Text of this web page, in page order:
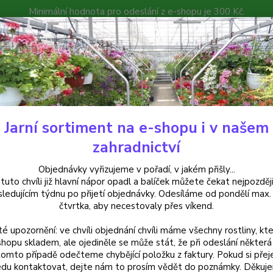
Minimální hodnota pro odeslání z e-shopu je 300 Kč.
můžete čekat nejpozději v následujícím týdnu po přijetí
Poradna Kontakty
Hledat
Fuchsie Constance Fuchsie ( Fuchsie Constance) - cena za kus v 3-
Fuchsie ( Fuchsie
balení
je
hojně,
Jarní sortiment na e-shopu i v našem
zahradnictví
Objednávky vyřizujeme v pořadí, v jakém přišly...
chvíli již hlavní nápor opadl a balíček můžete čekat
týdnu po přijetí objednávky. Odesíláme od pondělí
čtvrtka, aby necestovaly přes víkend.
upozornění: ve chvíli objednání chvíli máme všechny rostliny,
skladem, ale ojediněle se může stát, že při odeslání některá
případě odečteme chybějící položku z faktury. Pokud si
kontaktovat, dejte nám to prosím vědět do poznámky.